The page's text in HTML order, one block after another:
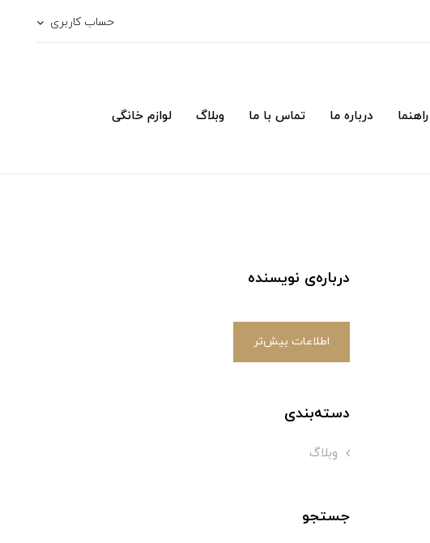
حساب کاربری
راهنما درباره ما تماس با ما وبلاگ لوازم خانگی
درباره‌ی نویسنده
اطلاعات بیش‌تر
دسته‌بندی
وبلاگ
جستجو